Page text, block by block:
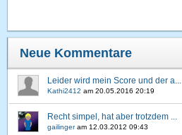
Neue Kommentare
Leider wird mein Score und der a...
Kathi2412 am20.05.2016 20:19
Recht simpel, hat aber trotzdem ...
gailingeram 12.03.2012 09:43